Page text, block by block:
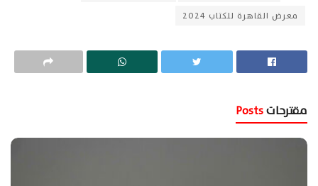
معرض القاهرة للكتاب ٢٠٢٤
مقترحات